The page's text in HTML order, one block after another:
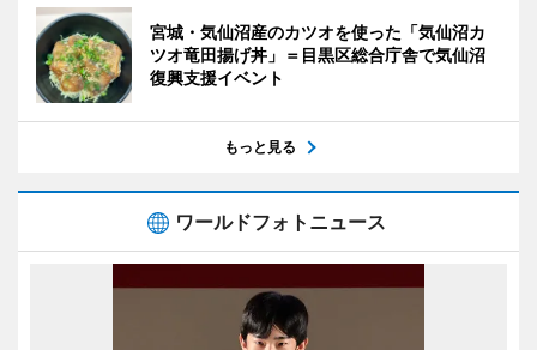
宮城・気仙沼産のカツオを使った「気仙沼カ
ツオ竜田揚げ丼」＝目黒区総合庁舎で気仙沼
復興支援イベント
もっと見る
ワールドフォトニュース